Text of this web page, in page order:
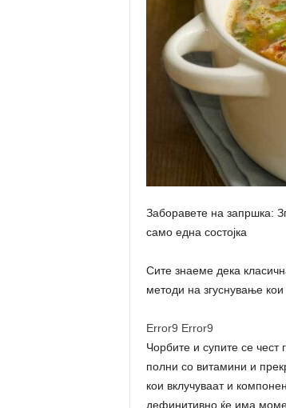
Заборавете на запршка:
само една состојка
Сите знаеме дека
методи на згуснување
Error9 Error9
Чорбите и супите се чест
полни со витамини и
кои вклучуваат и
дефинитивно ќе има